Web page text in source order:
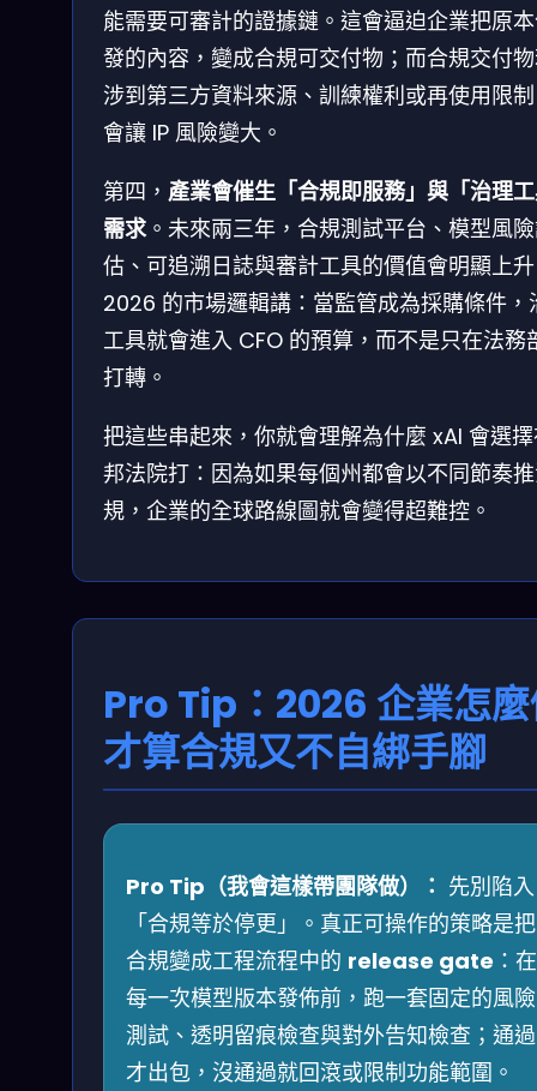
能需要可審計的證據鏈。這會逼迫企業把原
發的內容，變成合規可交付物；而合規交付
涉到第三方資料來源、訓練權利或再使用限
會讓 IP 風險變大。
第四， 產業會催生「合規即服務」與「治理
需求。未來兩三年，合規測試平台、模型風
估、可追溯日誌與審計工具的價值會明顯上
2026 的市場邏輯講：當監管成為採購條件，
工具就會進入 CFO 的預算，而不是只在法務
打轉。
把這些串起來，你就會理解為什麼 xAI 會選
邦法院打：因為如果每個州都會以不同節奏
規，企業的全球路線圖就會變得超難控。
Pro Tip：2026 企業怎
才算合規又不自綁手腳
Pro Tip（我會這樣帶團隊做）： 先別陷入
「合規等於停更」。真正可操作的策略是把
合規變成工程流程中的 release gate ：在
每一次模型版本發佈前，跑一套固定的風險
測試、透明留痕檢查與對外告知檢查；通過
才出包，沒通過就回滾或限制功能範圍。